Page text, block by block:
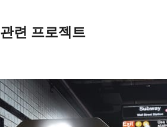
관련 프로젝트